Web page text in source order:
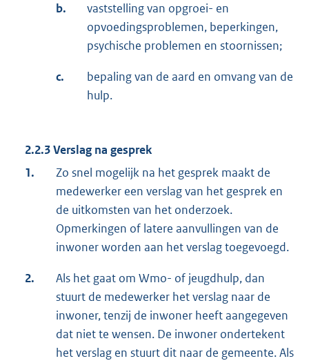
b.
vaststelling van opgroei- en
opvoedingsproblemen, beperkingen,
psychische problemen en stoornissen;
c.
bepaling van de aard en omvang van de
hulp.
2.2.3 Verslag na gesprek
1.
Zo snel mogelijk na het gesprek maakt de
medewerker een verslag van het gesprek en
de uitkomsten van het onderzoek.
Opmerkingen of latere aanvullingen van de
inwoner worden aan het verslag toegevoegd.
2.
Als het gaat om Wmo- of jeugdhulp, dan
stuurt de medewerker het verslag naar de
inwoner, tenzij de inwoner heeft aangegeven
dat niet te wensen. De inwoner ondertekent
het verslag en stuurt dit naar de gemeente. Als